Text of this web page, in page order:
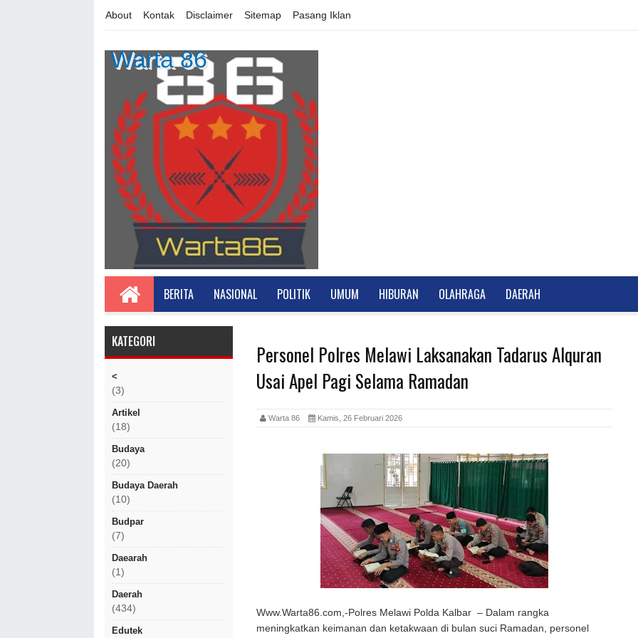
About Kontak Disclaimer Sitemap Pasang Iklan
Warta 86
BERITA NASIONAL POLITIK UMUM HIBURAN OLAHRAGA DAERAH
KATEGORI
<
(3)
Artikel
(18)
Budaya
(20)
Budaya Daerah
(10)
Budpar
(7)
Daearah
(1)
Daerah
(434)
Edutek
Personel Polres Melawi Laksanakan Tadarus Alquran
Usai Apel Pagi Selama Ramadan
Warta 86 Kamis, 26 Februari 2026
Www.Warta86.com,-Polres Melawi Polda Kalbar – Dalam rangka
meningkatkan keimanan dan ketakwaan di bulan suci Ramadan, personel